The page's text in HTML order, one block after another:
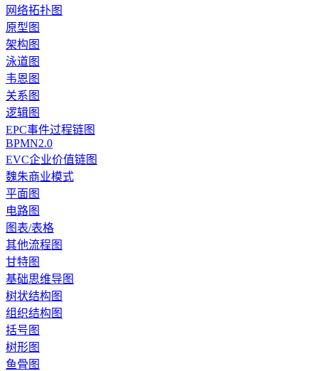
网络拓扑图
原型图
架构图
泳道图
韦恩图
关系图
逻辑图
EPC事件过程链图
BPMN2.0
EVC企业价值链图
魏朱商业模式
平面图
电路图
图表/表格
其他流程图
甘特图
基础思维导图
树状结构图
组织结构图
括号图
树形图
鱼骨图